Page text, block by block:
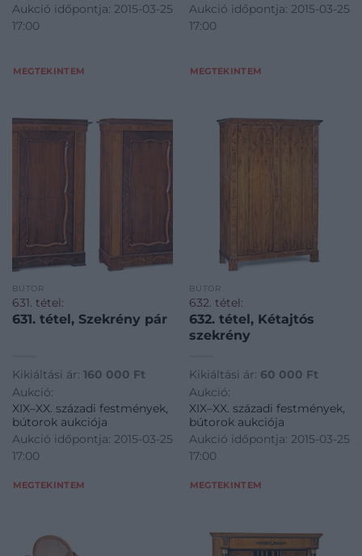
Aukció időpontja: 2015-03-25
17:00
MEGTEKINTEM
Aukció időpontja: 2015-03-25
17:00
MEGTEKINTEM
BÚTOR
631. tétel:
631. tétel, Szekrény pár
Kikiáltási ár: 160 000 Ft
Aukció:
XIX–XX. századi festmények,
bútorok aukciója
Aukció időpontja: 2015-03-25
17:00
MEGTEKINTEM
BÚTOR
632. tétel:
632. tétel, Kétajtós
szekrény
Kikiáltási ár: 60 000 Ft
Aukció:
XIX–XX. századi festmények,
bútorok aukciója
Aukció időpontja: 2015-03-25
17:00
MEGTEKINTEM